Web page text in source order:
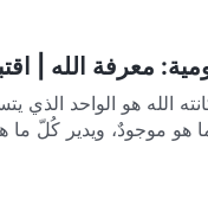
معرفة الله |
هويَّة الله ذاته ومكانته الله
هو موجودٌ، ويدير كُلّ ما